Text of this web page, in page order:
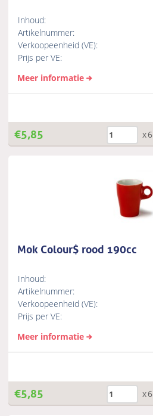
Inhoud:
Artikelnummer:
Verkoopeenheid (VE):
Prijs per VE:
Meer informatie
€5,85 x6
Mok Colour$ rood 190cc
Inhoud:
Artikelnummer:
Verkoopeenheid (VE):
Prijs per VE:
Meer informatie
€5,85 x6